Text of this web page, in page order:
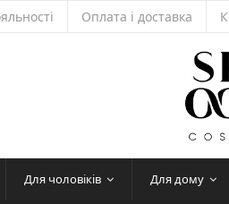
Оплата і доставка
Для чоловіків Для дому